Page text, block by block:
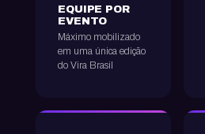
EQUIPE POR
EVENTO
Máximo mobilizado
em uma única edição
do Vira Brasil